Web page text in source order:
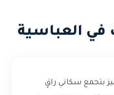
العباسية
بتجمع سكاني راقٍ